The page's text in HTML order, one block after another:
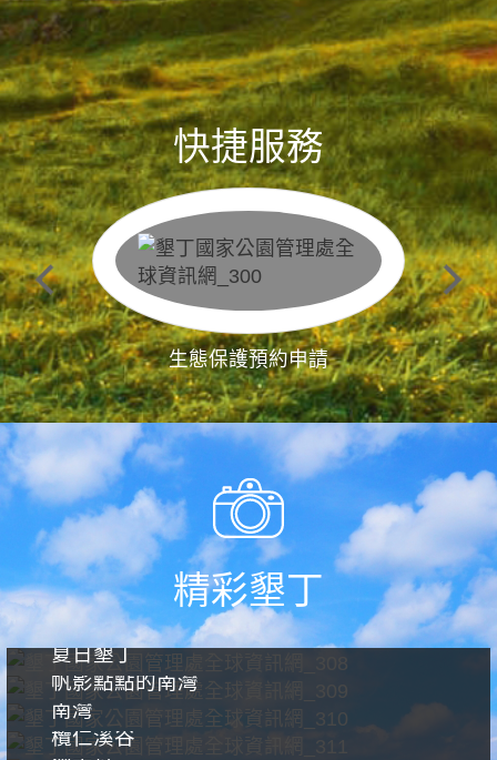
快捷服務
生態保護預約申請
精彩墾丁
夏日墾丁
帆影點點的南灣
南灣
欖仁溪谷